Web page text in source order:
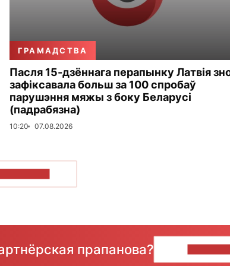
ГРАМАДСТВА
Пасля 15-дзённага перапынку Латвія
зафіксавала больш за 100 спробаў
парушэння мяжы з боку Беларусі
(падрабязна)
10:20 07.08.2026
прапанова?